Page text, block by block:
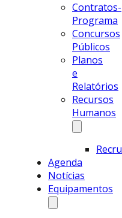
Contratos-
Programa
Concursos
Públicos
Planos
e
Relatórios
Recursos
Humanos
Agenda
Notícias
Equipamentos